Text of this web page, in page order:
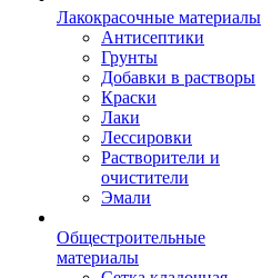
Лакокрасочные материалы
Антисептики
Грунты
Добавки в растворы
Краски
Лаки
Лессировки
Растворители и
очистители
Эмали
Общестроительные
материалы